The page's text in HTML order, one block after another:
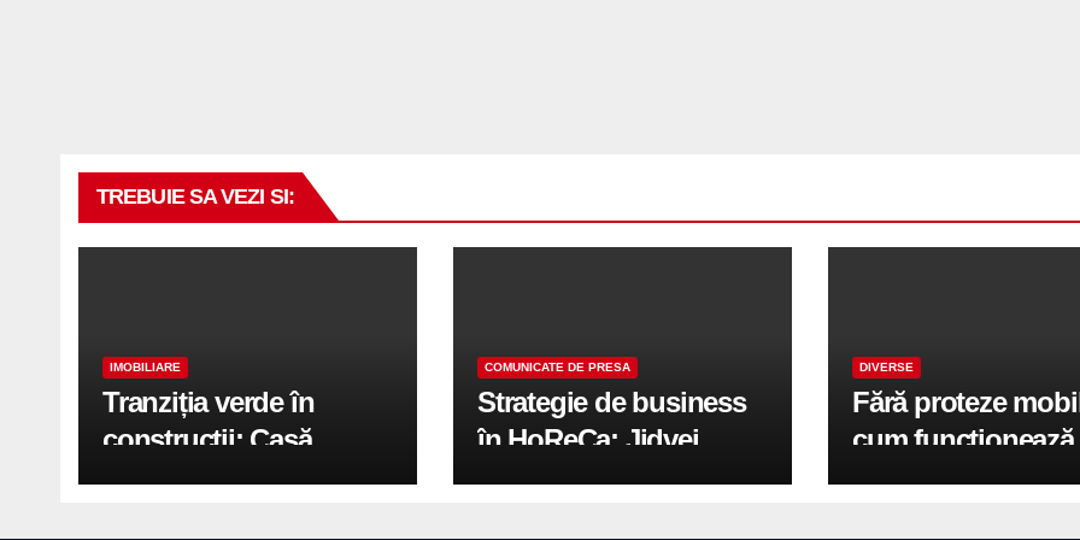
TREBUIE SA VEZI SI:
IMOBILIARE
Tranziția verde în
construcții: Casă
modernă cu structură
COMUNICATE DE PRESA
Strategie de business
în HoReCa: Jidvei
transformă terasele în
DIVERSE
Fără proteze
cum funcționează
reabilitarea